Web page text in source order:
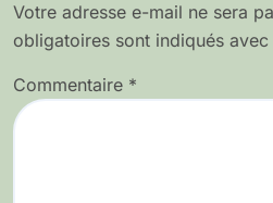
Votre adresse e-mail ne sera
obligatoires sont indiqués avec
Commentaire *